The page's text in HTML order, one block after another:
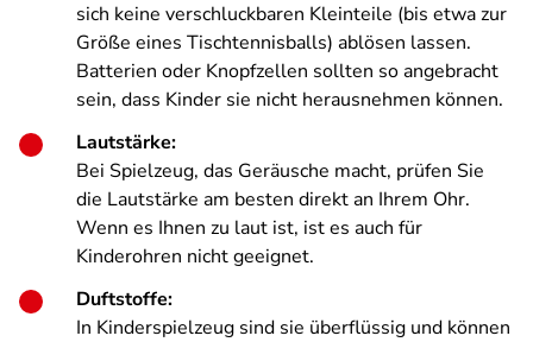
sich keine verschluckbaren Kleinteile (bis etwa zur
Größe eines Tischtennisballs) ablösen lassen.
Batterien oder Knopfzellen sollten so angebracht
sein, dass Kinder sie nicht herausnehmen können.
Lautstärke:
Bei Spielzeug, das Geräusche macht, prüfen Sie
die Lautstärke am besten direkt an Ihrem Ohr.
Wenn es Ihnen zu laut ist, ist es auch für
Kinderohren nicht geeignet.
Duftstoffe:
In Kinderspielzeug sind sie überflüssig und können